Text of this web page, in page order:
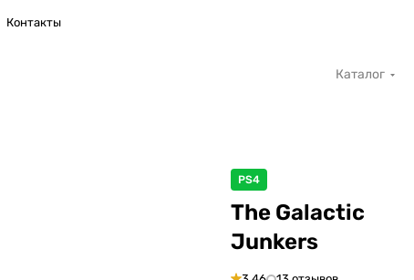
Контакты
Каталог
PS4
The Galactic
Junkers